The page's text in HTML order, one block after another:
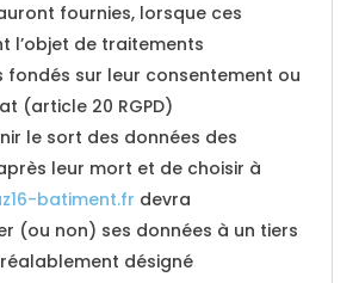
fournies, lorsque ces
l’objet de traitements
fondés sur leur consentement ou
(article 20 RGPD)
le sort des données des
leur mort et de choisir à
batiment.fr devra
(ou non) ses données à un tiers
désigné